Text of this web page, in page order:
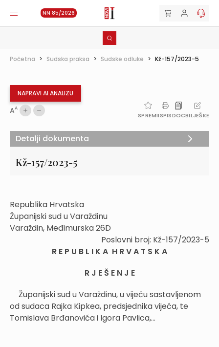
NN 85/2026
Početna > Sudska praksa > Sudske odluke > Kž-157/2023-5
NAPRAVI AI ANALIZU
AA
SPREMIISPISDOCBILJEŠKE
Kž-157/2023-5
Republika Hrvatska
Županijski sud u Varaždinu
Varaždin, Međimurska 26D
Poslovni broj: Kž-157/2023-5
R E P U B L I K A H R V A T S K A
R J E Š E N J E
Županijski sud u Varaždinu, u vijeću sastavljenom
od sudaca Rajka Kipkea, predsjednika vijeća, te
Tomislava Brđanovića i Igora Pavlica,...
Detalji dokumenta